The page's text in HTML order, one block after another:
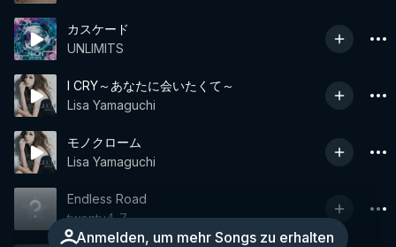
カスケード
UNLIMITS
I CRY～あなたに会いたくて～
Lisa Yamaguchi
モノクローム
Lisa Yamaguchi
Anmelden, um mehr Songs zu erhalten
Endless Road
twenty4-7